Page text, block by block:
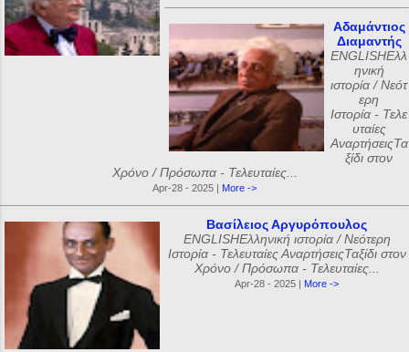
Αδαμάντιος
Διαμαντής
ENGLISHΕλλ
ηνική
ιστορία / Νεότ
ερη
Ιστορία - Τελε
υταίες
ΑναρτήσειςΤα
ξίδι στον
Χρόνο / Πρόσωπα - Τελευταίες...
Apr-28 - 2025 | More ->
Βασίλειος Αργυρόπουλος
ENGLISHΕλληνική ιστορία / Νεότερη
Ιστορία - Τελευταίες ΑναρτήσειςΤαξίδι στον
Χρόνο / Πρόσωπα - Τελευταίες...
Apr-28 - 2025 | More ->